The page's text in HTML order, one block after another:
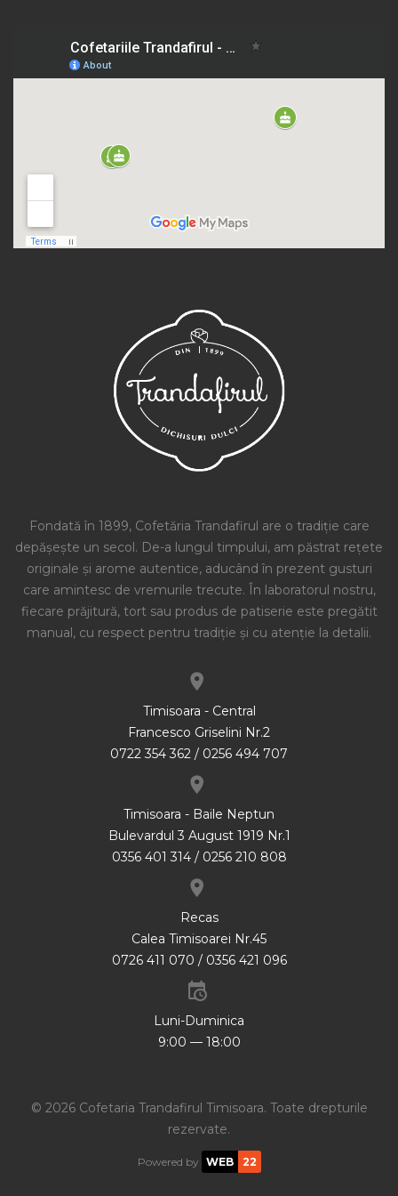
Fondată în 1899, Cofetăria Trandafirul are o tradiție care
depășește un secol. De-a lungul timpului, am păstrat rețete
originale și arome autentice, aducând în prezent gusturi
care amintesc de vremurile trecute. În laboratorul nostru,
fiecare prăjitură, tort sau produs de patiserie este pregătit
manual, cu respect pentru tradiție și cu atenție la detalii.
Timisoara - Central
Francesco Griselini Nr.2
0722 354 362 / 0256 494 707
Timisoara - Baile Neptun
Bulevardul 3 August 1919 Nr.1
0356 401 314 / 0256 210 808
Recas
Calea Timisoarei Nr.45
0726 411 070 / 0356 421 096
Luni-Duminica
9:00 — 18:00
© 2026 Cofetaria Trandafirul Timisoara. Toate drepturile
rezervate.
Powered by WEB 22